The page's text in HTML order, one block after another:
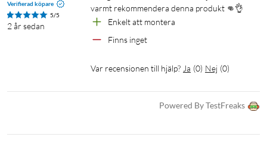
Verifierad köpare
5/5
2 år sedan
varmt rekommendera denna produkt 👊👌
Enkelt att montera
Finns inget
Var recensionen till hjälp? Ja (0) Nej (0)
Powered By TestFreaks